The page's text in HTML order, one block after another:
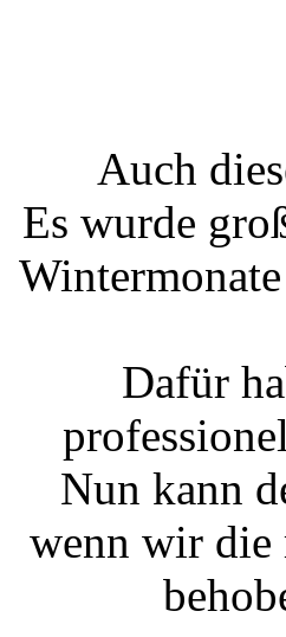
Auch
Es wurde
Dafür
Nun kann
wenn wir die